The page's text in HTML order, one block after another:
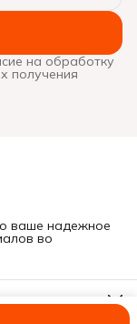
на обработку
получения
ваше надежное
во